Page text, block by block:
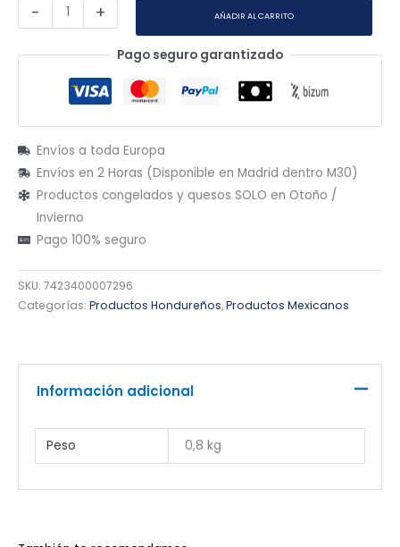
- + AÑADIR AL CARRITO
Pago seguro garantizado
Envíos a toda Europa
Envíos en 2 Horas (Disponible en Madrid dentro M30)
Productos congelados y quesos SOLO en Otoño /
Invierno
Pago 100% seguro
SKU: 7423400007296
Categorías: Productos Hondureños,Productos Mexicanos
Información adicional
Peso 0,8 kg